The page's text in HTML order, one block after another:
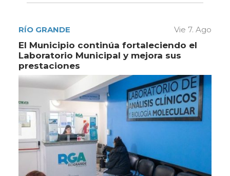
RÍO GRANDE Vie 7. Ago
El Municipio continúa fortaleciendo el
Laboratorio Municipal y mejora sus
prestaciones